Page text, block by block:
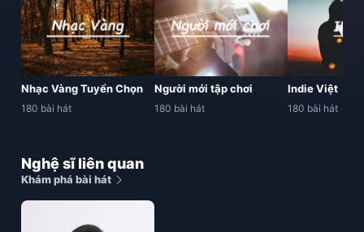
Nhạc Vàng Tuyển Chọn
180 bài hát
Người mới tập chơi
180 bài hát
Indie Việt
180 bài hát
Nghệ sĩ liên quan
Khám phá bài hát